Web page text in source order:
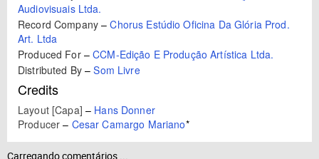
Audiovisuais Ltda.
Record Company–Chorus Estúdio Oficina Da Glória Prod.
Art. Ltda
Produced For–CCM-Edição E Produção Artística Ltda.
Distributed By–Som Livre
Credits
Layout [Capa] – Hans Donner
Producer – Cesar Camargo Mariano*
Carregando comentários ...